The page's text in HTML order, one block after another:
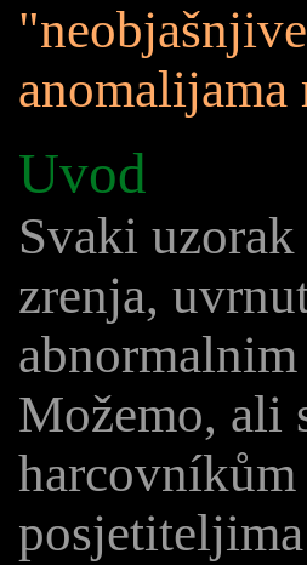
anomalijama
Uvod
Svaki
zrenja,
Možemo, ali